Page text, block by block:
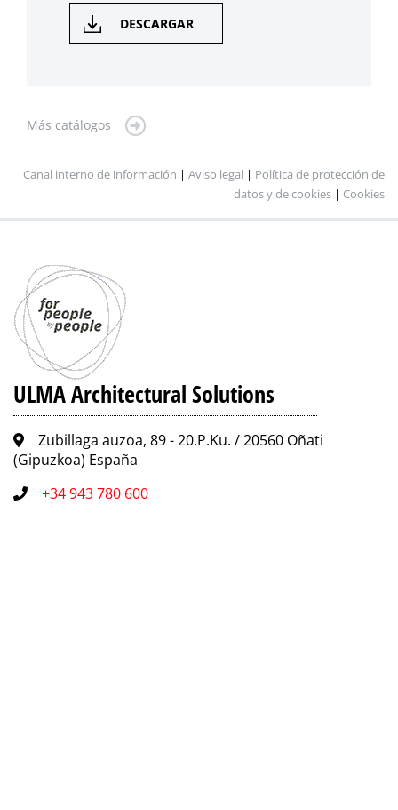
DESCARGAR
Más catálogos
Canal interno de información | Aviso legal | Política de protección de
datos y de cookies | Cookies
ULMA Architectural Solutions
Zubillaga auzoa, 89 - 20.P.Ku. / 20560 Oñati
(Gipuzkoa) España
+34 943 780 600